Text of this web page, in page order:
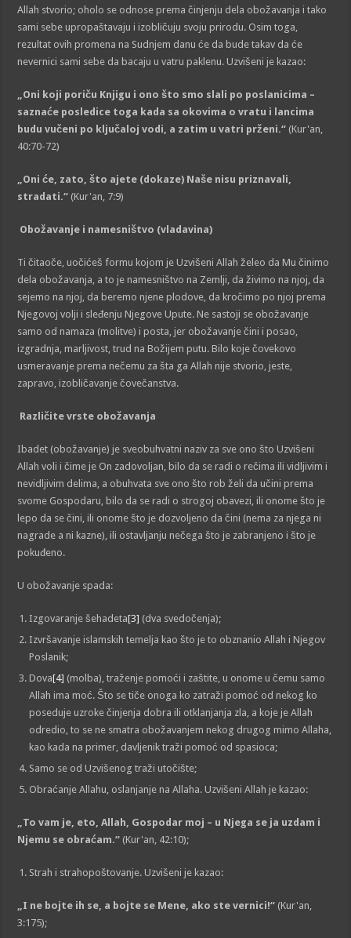
Allah stvorio; oholo se odnose prema činjenju dela obožavanja i tako
sami sebe upropaštavaju i izobličuju svoju prirodu. Osim toga,
rezultat ovih promena na Sudnjem danu će da bude takav da će
nevernici sami sebe da bacaju u vatru paklenu. Uzvišeni je kazao:
„Oni koji poriču Knjigu i ono što smo slali po poslanicima –
saznaće posledice toga kada sa okovima o vratu i lancima
budu vučeni po ključaloj vodi, a zatim u vatri prženi.“ (Kur'an,
40:70-72)
„Oni će, zato, što ajete (dokaze) Naše nisu priznavali,
stradati.“ (Kur'an, 7:9)
Obožavanje i namesništvo (vladavina)
Ti čitaoče, uočićeš formu kojom je Uzvišeni Allah želeo da Mu činimo
dela obožavanja, a to je namesništvo na Zemlji, da živimo na njoj, da
sejemo na njoj, da beremo njene plodove, da kročimo po njoj prema
Njegovoj volji i sleđenju Njegove Upute. Ne sastoji se obožavanje
samo od namaza (molitve) i posta, jer obožavanje čini i posao,
izgradnja, marljivost, trud na Božijem putu. Bilo koje čovekovo
usmeravanje prema nečemu za šta ga Allah nije stvorio, jeste,
zapravo, izobličavanje čovečanstva.
Različite vrste obožavanja
Ibadet (obožavanje) je sveobuhvatni naziv za sve ono što Uzvišeni
Allah voli i čime je On zadovoljan, bilo da se radi o rečima ili vidljivim i
nevidljivim delima, a obuhvata sve ono što rob želi da učini prema
svome Gospodaru, bilo da se radi o strogoj obavezi, ili onome što je
lepo da se čini, ili onome što je dozvoljeno da čini (nema za njega ni
nagrade a ni kazne), ili ostavljanju nečega što je zabranjeno i što je
pokuđeno.
U obožavanje spada:
Izgovaranje šehadeta[3] (dva svedočenja);
Izvršavanje islamskih temelja kao što je to obznanio Allah i Njegov
Poslanik;
Dova[4] (molba), traženje pomoći i zaštite, u onome u čemu samo
Allah ima moć. Što se tiče onoga ko zatraži pomoć od nekog ko
poseduje uzroke činjenja dobra ili otklanjanja zla, a koje je Allah
odredio, to se ne smatra obožavanjem nekog drugog mimo Allaha,
kao kada na primer, davljenik traži pomoć od spasioca;
Samo se od Uzvišenog traži utočište;
Obraćanje Allahu, oslanjanje na Allaha. Uzvišeni Allah je kazao:
To vam je, eto, Allah, Gospodar moj – u Njega se ja uzdam i
Njemu se obraćam.“ (Kur'an, 42:10);
Strah i strahopoštovanje. Uzvišeni je kazao:
„I ne bojte ih se, a bojte se Mene, ako ste vernici!“ (Kur'an,
3:175);